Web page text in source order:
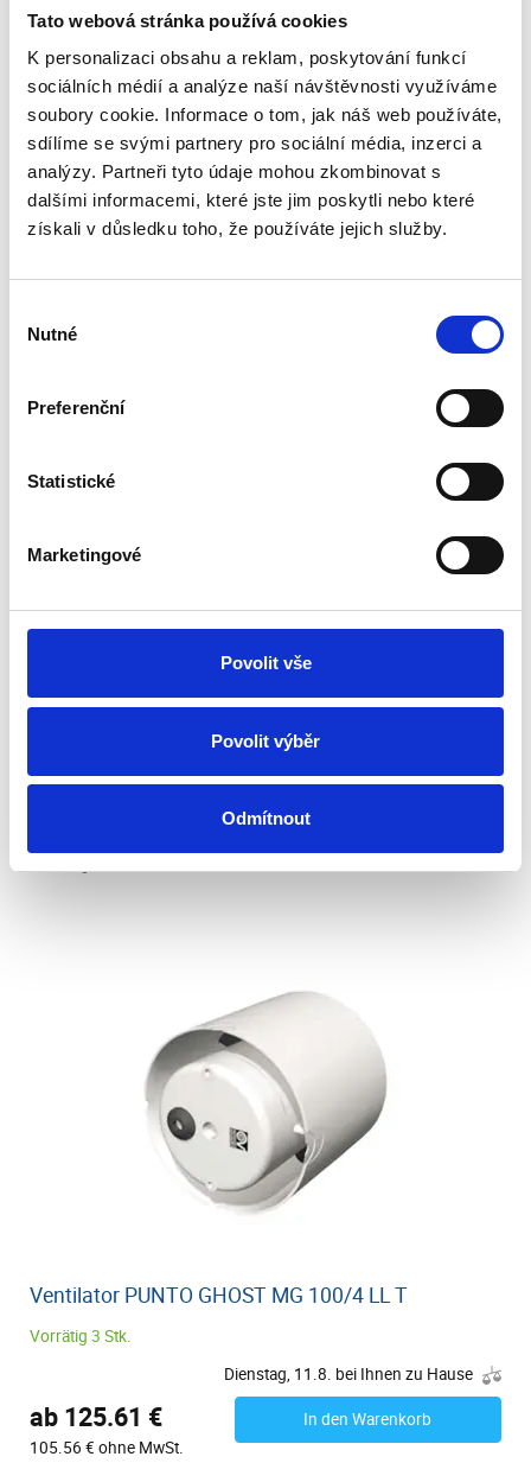
Tato webová stránka používá cookies
K personalizaci obsahu a reklam, poskytování funkcí
sociálních médií a analýze naší návštěvnosti využíváme
soubory cookie. Informace o tom, jak náš web používáte,
sdílíme se svými partnery pro sociální média, inzerci a
analýzy. Partneři tyto údaje mohou zkombinovat s
dalšími informacemi, které jste jim poskytli nebo které
získali v důsledku toho, že používáte jejich služby.
souhlasu
Nutné
Preferenční
Statistické
Marketingové
Povolit vše
Povolit výběr
Odmítnout
Vorrätig 1 Stk.
Dienstag, 11.8. bei Ihnen zu Hause
92.56 €
77.78 € ohne MwSt.
In den Warenkorb
Axial-Rohreinschubventilator,Leistung
320m3/Std,59Pa,Gleitlager,Wandmontage,max. Rohrlänge 5m
Ventilator PUNTO GHOST MG 150/6 LL T
Dienstag, 11.8. bei Ihnen zu Hause
164.40 € ohne MwSt.
In den Warenkorb
Axial-Rohreinschubventilator,Leistung
Ventilator PUNTO GHOST MG 100/4 LL T
Vorrätig 3 Stk.
Dienstag, 11.8. bei Ihnen zu Hause
ab 125.61 €
105.56 € ohne MwSt.
In den Warenkorb